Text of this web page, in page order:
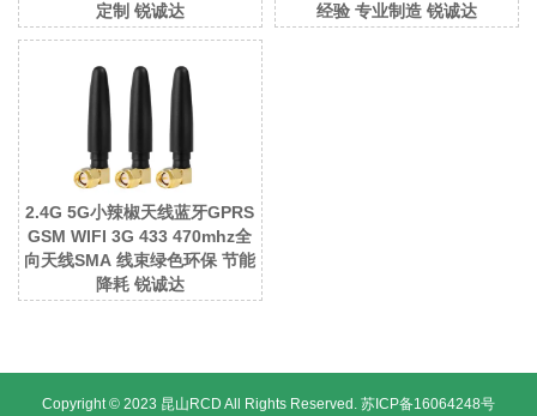
定制 锐诚达
经验 专业制造 锐诚达
2.4G 5G小辣椒天线蓝牙GPRS
GSM WIFI 3G 433 470mhz全
向天线SMA 线束绿色环保 节能
降耗 锐诚达
Copyright © 2023 昆山RCD All Rights Reserved. 苏ICP备16064248号